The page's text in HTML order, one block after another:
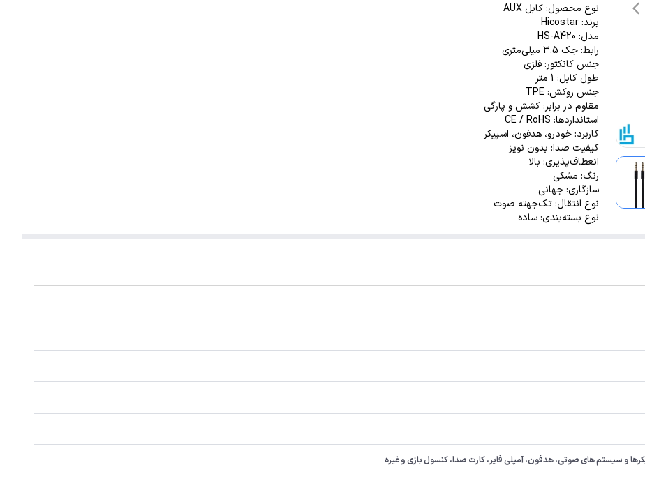
نوع محصول: کابل AUX
برند: Hicostar
مدل: HS-A420
رابط: جک 3.5 میلی‌متری
جنس کانکتور: فلزی
طول کابل: 1 متر
جنس روکش: TPE
مقاوم در برابر: کشش و پارگی
استانداردها: CE / RoHS
کاربرد: خودرو، هدفون، اسپیکر
کیفیت صدا: بدون نویز
انعطاف‌پذیری: بالا
رنگ: مشکی
سازگاری: جهانی
نوع انتقال: تک‌جهته صوت
نوع بسته‌بندی: ساده